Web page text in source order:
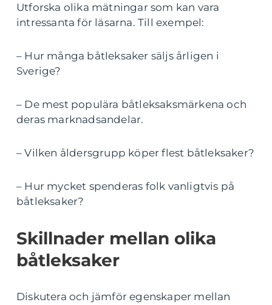
Utforska olika mätningar som kan vara
intressanta för läsarna. Till exempel:
– Hur många båtleksaker säljs årligen i
Sverige?
– De mest populära båtleksaksmärkena och
deras marknadsandelar.
– Vilken åldersgrupp köper flest båtleksaker?
– Hur mycket spenderas folk vanligtvis på
båtleksaker?
Skillnader mellan olika
båtleksaker
Diskutera och jämför egenskaper mellan